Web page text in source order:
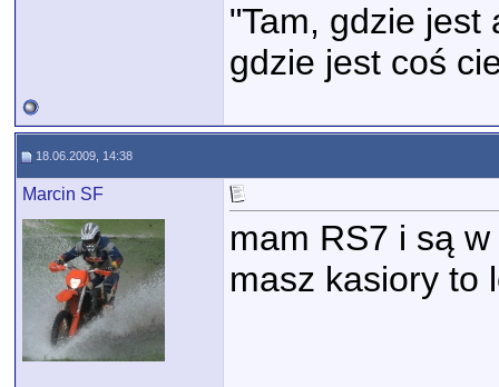
"Tam, gdzie jest
gdzie jest coś
18.06.2009, 14:38
Marcin SF
mam RS7 i są
masz kasiory to